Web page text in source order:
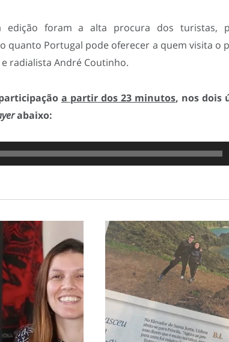
edição foram a alta procura dos turistas,
quanto Portugal pode oferecer a quem visita o
radialista André Coutinho.
a partir dos 23 minutos, nos dois
abaixo: